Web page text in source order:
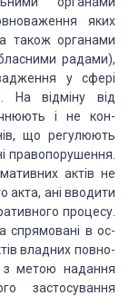
яких
також органами
радами),
у сфері
На відмі­ну від
і не кон­
що регулюють
правопорушення.
актів не
акта, ані вводити
процесу.
спрямовані в ос­
владних повно­
з метою надання
застосування